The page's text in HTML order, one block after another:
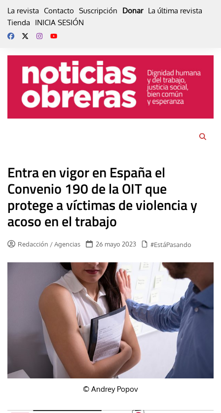
La revista Contacto Suscripción Donar La última revista
Tienda
INICIA SESIÓN
Entra en vigor en España el
Convenio 190 de la OIT que
protege a víctimas de violencia y
acoso en el trabajo
Redacción / Agencias 26 mayo 2023 #EstáPasando
© Andrey Popov